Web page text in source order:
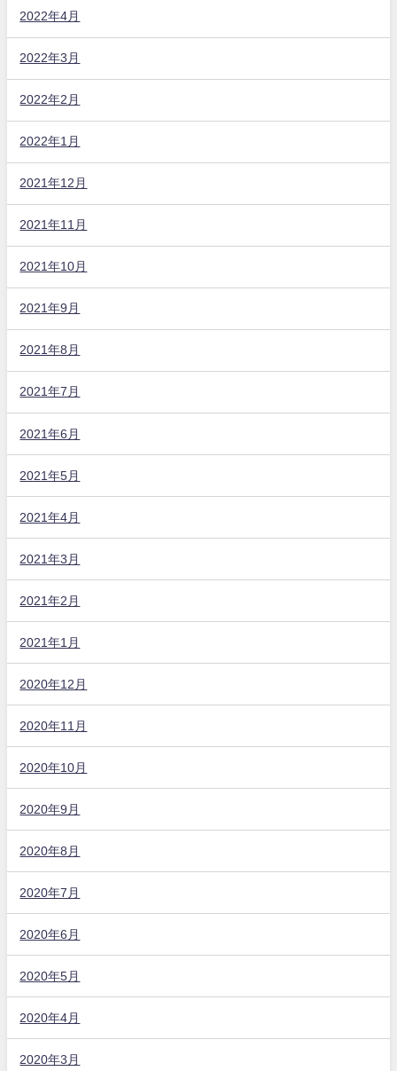
2022年4月
2022年3月
2022年2月
2022年1月
2021年12月
2021年11月
2021年10月
2021年9月
2021年8月
2021年7月
2021年6月
2021年5月
2021年4月
2021年3月
2021年2月
2021年1月
2020年12月
2020年11月
2020年10月
2020年9月
2020年8月
2020年7月
2020年6月
2020年5月
2020年4月
2020年3月